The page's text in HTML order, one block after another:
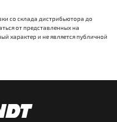
со склада дистрибьютора до
от представленных на
характер и не является публичной